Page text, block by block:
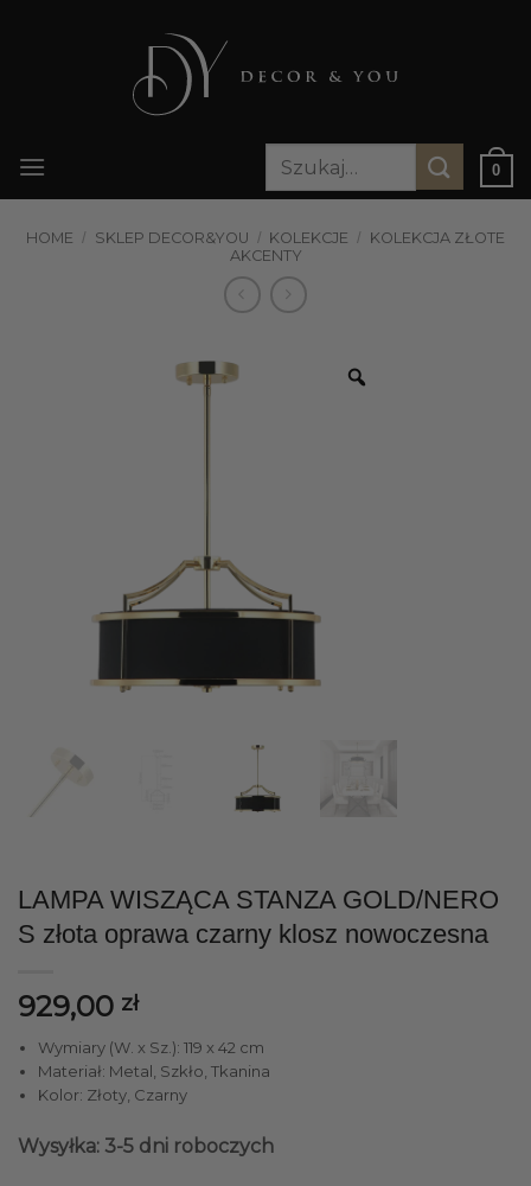
Szukaj:
0
HOME / SKLEP DECOR&YOU / KOLEKCJE / KOLEKCJA ZŁOTE
AKCENTY
LAMPA WISZĄCA STANZA GOLD/NERO
S złota oprawa czarny klosz nowoczesna
929,00 zł
Wymiary (W. x Sz.): 119 x 42 cm
Materiał: Metal, Szkło, Tkanina
Kolor: Złoty, Czarny
Wysyłka: 3-5 dni roboczych